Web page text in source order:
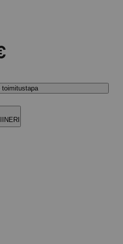
toimitustapa